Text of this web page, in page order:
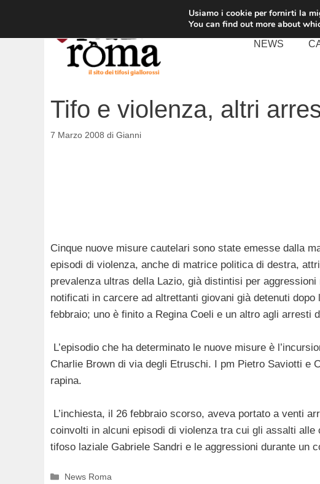
contenuto
NEWS
Tifo e violenza, altri
7 Marzo 2008 di Gianni
Cinque nuove misure cautelari sono state emesse dalla
episodi di violenza, anche di matrice politica di destra,
prevalenza ultras della Lazio, già distintisi per
notificati in carcere ad altrettanti giovani già detenuti
febbraio; uno è finito a Regina Coeli e un altro agli arresti
L’episodio che ha determinato le nuove misure è
Charlie Brown di via degli Etruschi. I pm Pietro Saviotti e
rapina.
L’inchiesta, il 26 febbraio scorso, aveva portato a venti
coinvolti in alcuni episodi di violenza tra cui gli assalti alle
tifoso laziale Gabriele Sandri e le aggressioni durante un
Categorie
News Roma
Usiamo i cookie per fornirti la
You can find out more about